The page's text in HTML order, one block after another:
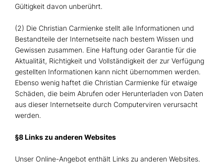
Gültigkeit davon unberührt.
(2) Die Christian Carmienke stellt alle Informationen und
Bestandteile der Internetseite nach bestem Wissen und
Gewissen zusammen. Eine Haftung oder Garantie für die
Aktualität, Richtigkeit und Vollständigkeit der zur Verfügung
gestellten Informationen kann nicht übernommen werden.
Ebenso wenig haftet die Christian Carmienke für etwaige
Schäden, die beim Abrufen oder Herunterladen von Daten
aus dieser Internetseite durch Computerviren verursacht
werden.
§8 Links zu anderen Websites
Unser Online-Angebot enthält Links zu anderen Websites.